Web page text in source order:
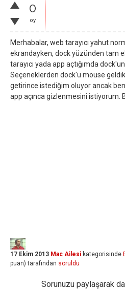
0
oy
Merhabalar, web tarayıcı yahut
ekrandayken, dock yüzünden tam
tarayıcı yada app açtığımda
Seçeneklerden dock'u mouse
getirince istediğim oluyor ancak
app açınca gizlenmesini istiyorum.
17 Ekim 2013 Mac Ailesi kategorisinde
puan) tarafından soruldu
Sorunuzu paylaşarak